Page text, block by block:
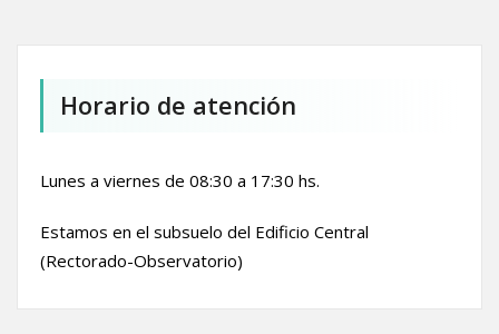
Horario de atención
Lunes a viernes de 08:30 a 17:30 hs.
Estamos en el subsuelo del Edificio Central
(Rectorado-Observatorio)